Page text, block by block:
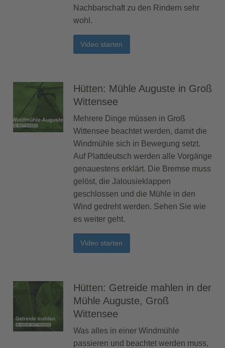
Nachbarschaft zu den Rindern sehr
wohl.
Video starten
Hütten: Mühle Auguste in Groß
Wittensee
Mehrere Dinge müssen in Groß
Wittensee beachtet werden, damit die
Windmühle sich in Bewegung setzt.
Auf Plattdeutsch werden alle Vorgänge
genauestens erklärt. Die Bremse muss
gelöst, die Jalousieklappen
geschlossen und die Mühle in den
Wind gedreht werden. Sehen Sie wie
es weiter geht.
Video starten
Hütten: Getreide mahlen in der
Mühle Auguste, Groß
Wittensee
Was alles in einer Windmühle
passieren und beachtet werden muss,